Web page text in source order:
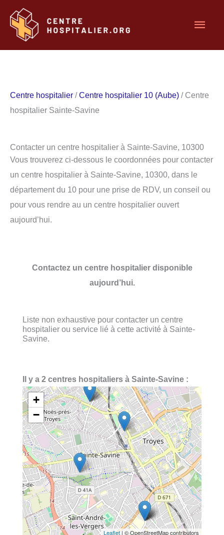
contenu
Centre hospitalier /Centre hospitalier 10 (Aube) / Centre
hospitalier Sainte-Savine
Contacter un centre hospitalier à Sainte-Savine, 10300
Vous trouverez ci-dessous le coordonnées pour contacter
un centre hospitalier à Sainte-Savine, 10300, dans le
département du 10 pour une prise de RDV, un conseil ou
pour vous rendre au un centre hospitalier ouvert
aujourd’hui.
Contactez un centre hospitalier disponible
aujourd’hui.
Liste non exhaustive pour contacter un centre
hospitalier ou service lié à cette activité à Sainte-
Savine.
Il y a 2 centres hospitaliers à Sainte-Savine :
+
−
Leaflet| © OpenStreetMap contributors